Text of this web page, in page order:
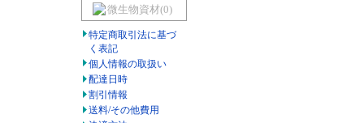
微生物資材(0)
特定商取引法に基づ
く表記
個人情報の取扱い
配達日時
割引情報
送料/その他費用